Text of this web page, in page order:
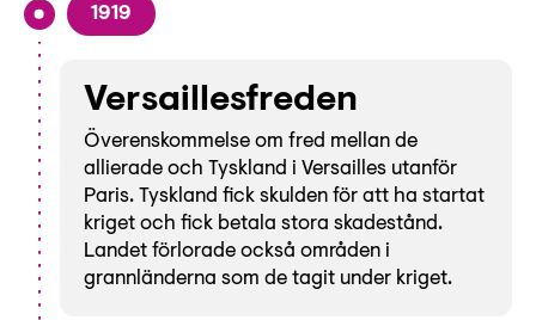
1919
Versaillesfreden
Överenskommelse om fred mellan de
allierade och Tyskland i Versailles utanför
Paris. Tyskland fick skulden för att ha startat
kriget och fick betala stora skadestånd.
Landet förlorade också områden i
grannländerna som de tagit under kriget.